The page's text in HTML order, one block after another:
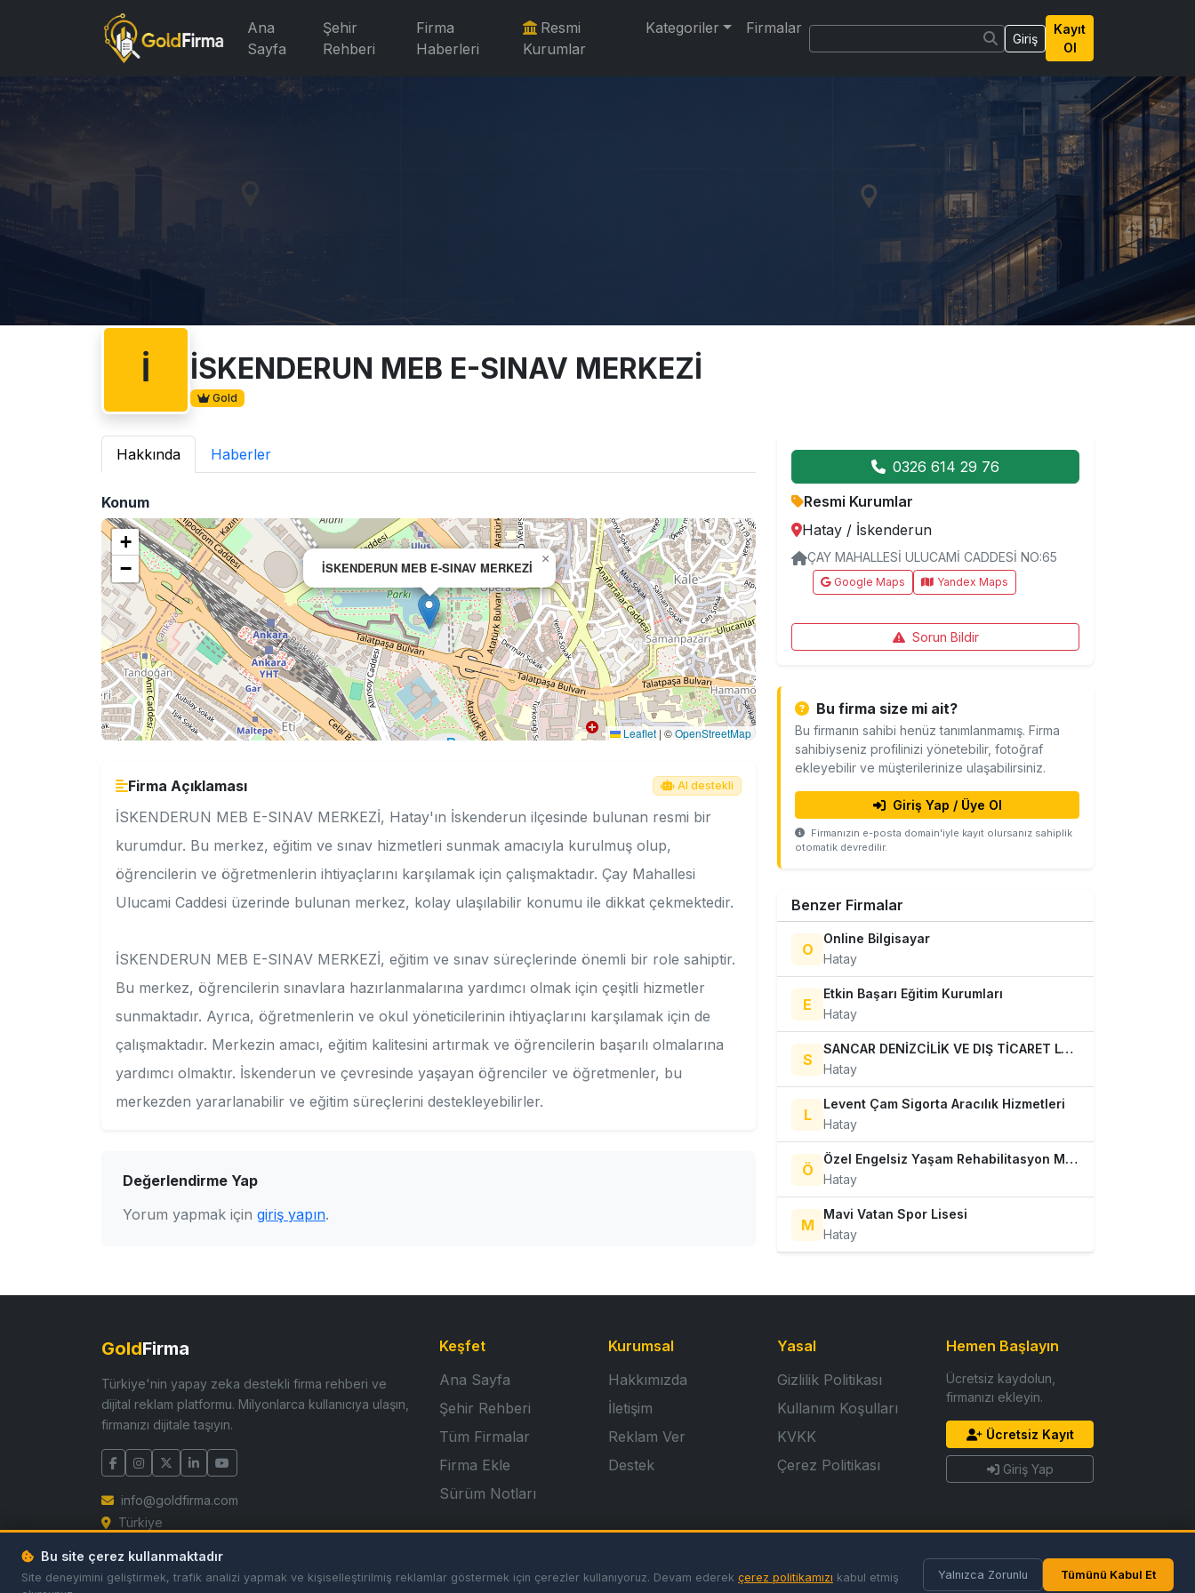
Ana
Sayfa
Şehir
Rehberi
Firma
Haberleri
Resmi
Kurumlar
Kategoriler Firmalar
Giriş
Kayıt
Ol
İ İSKENDERUN MEB E-SINAV MERKEZİ
Gold
Hakkında Haberler
Konum
İSKENDERUN MEB E-SINAV MERKEZİ
×
+
−
Leaflet | ©OpenStreetMap
Firma Açıklaması AI destekli
İSKENDERUN MEB E-SINAV MERKEZİ, Hatay'ın İskenderun ilçesinde bulunan resmi bir
kurumdur. Bu merkez, eğitim ve sınav hizmetleri sunmak amacıyla kurulmuş olup,
öğrencilerin ve öğretmenlerin ihtiyaçlarını karşılamak için çalışmaktadır. Çay Mahallesi
Ulucami Caddesi üzerinde bulunan merkez, kolay ulaşılabilir konumu ile dikkat çekmektedir.
İSKENDERUN MEB E-SINAV MERKEZİ, eğitim ve sınav süreçlerinde önemli bir role sahiptir.
Bu merkez, öğrencilerin sınavlara hazırlanmalarına yardımcı olmak için çeşitli hizmetler
sunmaktadır. Ayrıca, öğretmenlerin ve okul yöneticilerinin ihtiyaçlarını karşılamak için de
çalışmaktadır. Merkezin amacı, eğitim kalitesini artırmak ve öğrencilerin başarılı olmalarına
yardımcı olmaktır. İskenderun ve çevresinde yaşayan öğrenciler ve öğretmenler, bu
merkezden yararlanabilir ve eğitim süreçlerini destekleyebilirler.
Değerlendirme Yap
Yorum yapmak için giriş yapın.
0326 614 29 76
Resmi Kurumlar
Hatay / İskenderun
ÇAY MAHALLESİ ULUCAMİ CADDESİ NO:65
Google Maps Yandex Maps
Sorun Bildir
Bu firma size mi ait?
Bu firmanın sahibi henüz tanımlanmamış. Firma
sahibiyseniz profilinizi yönetebilir, fotoğraf
ekleyebilir ve müşterilerinize ulaşabilirsiniz.
Giriş Yap / Üye Ol
Firmanızın e-posta domain'iyle kayıt olursanız sahiplik
otomatik devredilir.
Benzer Firmalar
O
Online Bilgisayar
Hatay
E
Etkin Başarı Eğitim Kurumları
Hatay
S
SANCAR DENİZCİLİK VE DIŞ TİCARET LTD. ŞTİ.
Hatay
L
Levent Çam Sigorta Aracılık Hizmetleri
Hatay
Ö
Özel Engelsiz Yaşam Rehabilitasyon Merkezi
Hatay
M
Mavi Vatan Spor Lisesi
Hatay
GoldFirma
Türkiye'nin yapay zeka destekli firma rehberi ve
dijital reklam platformu. Milyonlarca kullanıcıya ulaşın,
firmanızı dijitale taşıyın.
info@goldfirma.com
Türkiye
Keşfet
Ana Sayfa
Şehir Rehberi
Tüm Firmalar
Firma Ekle
Sürüm Notları
Kurumsal
Hakkımızda
İletişim
Reklam Ver
Destek
Yasal
Gizlilik Politikası
Kullanım Koşulları
KVKK
Çerez Politikası
Hemen Başlayın
Ücretsiz kaydolun,
firmanızı ekleyin.
Ücretsiz Kayıt
Giriş Yap
© 2026 GoldFirma. Tüm hakları saklıdır. Gizlilik Koşullar Çerez Tercihleri
Bu site çerez kullanmaktadır
Site deneyimini geliştirmek, trafik analizi yapmak ve kişiselleştirilmiş reklamlar göstermek için çerezler kullanıyoruz. Devam ederek çerez politikamızı kabul etmiş
Yalnızca Zorunlu Tümünü Kabul Et